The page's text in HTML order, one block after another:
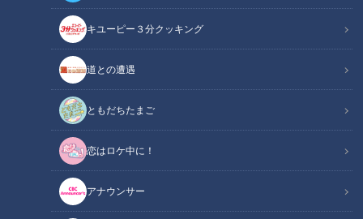
キユーピー３分クッキング
道との遭遇
ともだちたまご
恋はロケ中に！
アナウンサー
ほぼ岐阜・大垣市だけ愛されフード『サンコックのCなし』をいただき
ます！【愛されフード】
この記事の画像